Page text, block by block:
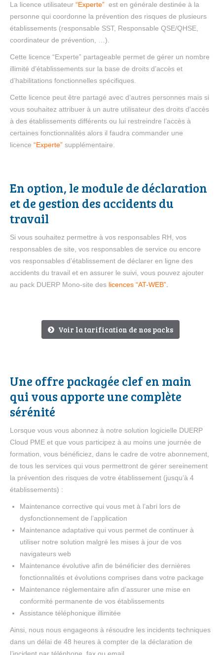
La licence utilisateur “Experte” est en générale destinée à la
personne qui coordonne la prévention des risques de plusieurs
établissements (responsable SST, Responsable QSE/QHSE,
coordinateur de prévention, …).
Cette licence “Experte” partageable permet de gérer un nombre
illimité d’établissements sur la base de droits d’accès et
d’habilitations fonctionnelles spécifiques.
Cette licence peut être partagé avec d’autres personnes mais si
vous souhaitez attribuer à un autre utilisateur des droits d’accès
à des établissements différents ou lui restreindre l’accès à
certaines fonctionnalités alors il faudra commander une
licence “Experte” supplémentaire.
En option, le module de déclaration
et de gestion des accidents du
travail
Si vous souhaitez permettre à vos responsables RH, vos
responsables de site, vos responsables de service ou encore
vos responsables d’établissement de déclarer en ligne des
accidents du travail et en assurer le suivi, vous pouvez ajouter
au pack DUERP Mono-site des licences “AT-WEB”
Voir la tarification de nos packs
Une offre packagée clef en main
qui vous apporte une complète
sérénité
Lorsque vous vous abonnez à notre solution logicielle DUERP
Cloud PME et que vous participez à au moins une journée de
formation, vous bénéficiez, dans le cadre de votre abonnement,
de tous les services qui vous permettront de gérer sereinement
la prévention des risques de votre établissement (jusqu’à 4
établissements) :
Maintenance corrective qui vous met à l’abri lors de
dysfonctionnement de l’application
Maintenance adaptative qui vous permet de continuer à
utiliser notre solution malgré les mises à jour de vos
navigateurs web
Maintenance évolutive afin de bénéficier des dernières
fonctionnalités et évolutions comprises dans votre package
Maintenance réglementaire afin d’assurer une mise en
conformité permanente de vos établissements
Assistance téléphonique illimitée
Ainsi, nous nous engageons à résoudre les incidents techniques
dans un délai de 48 heures à compter de la déclaration de